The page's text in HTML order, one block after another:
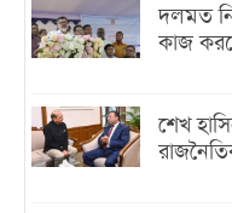
দলমত
কাজ
শেখ